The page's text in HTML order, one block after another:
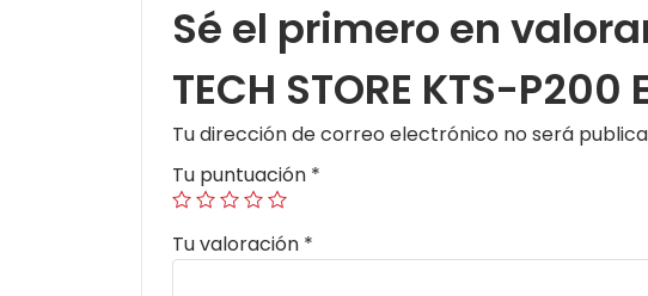
Sé el primero en valorar
TECH STORE KTS-P200
Tu dirección de correo electrónico no será
Tu puntuación *
Tu valoración *